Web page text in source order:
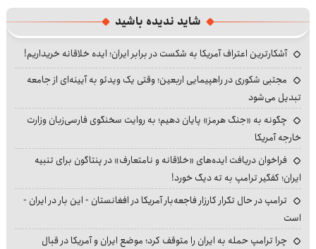
شاید ندیده باشید
آشکارترین اعتراف آمریکا به شکست در برابر ایران؛ ایده خلاقانه خریداریم!
مجتبی شکوری در راهپیمایی اربعین؛ وقتی یک ویدئو به آیینه‌ای از جامعه
تبدیل می‌شود
چگونه به «جنگ هرمز» پایان دهیم؛ به روایت سخنگوی فارسی‌زبان وزارت
خارجه آمریکا
فراخوان دریافت ایده‌های «خلاقانه و نامتعارف» در پنتاگون برای تنبیه
ایران؛ کفگیر ترامپ به ته دیگ خورد!
ترامپ در حال تکرار کارزار فاجعه‌بار آمریکا در افغانستان - این بار در ایران -
است
چرا ترامپ حمله به ایران را متوقف کرد؛ موضع ایران و آمریکا در قبال